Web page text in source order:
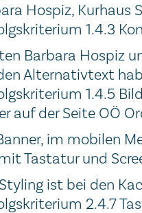
Hospiz, Kurhaus
1.4.3
Barbara Hospiz
Alternativtext
1.4.5
auf der Seite OÖ
im mobilen
Tastatur und
ist bei den
2.4.7